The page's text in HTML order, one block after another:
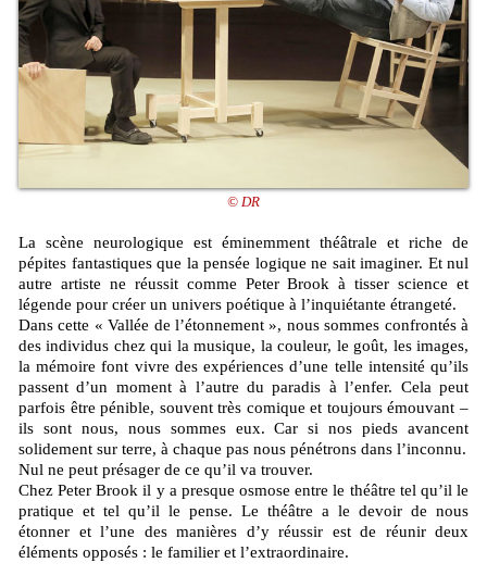
© DR
La scène neurologique est éminemment théâtrale et riche de
pépites fantastiques que la pensée logique ne sait imaginer. Et nul
autre artiste ne réussit comme Peter Brook à tisser science et
légende pour créer un univers poétique à l’inquiétante étrangeté.
Dans cette « Vallée de l’étonnement », nous sommes confrontés à
des individus chez qui la musique, la couleur, le goût, les images,
la mémoire font vivre des expériences d’une telle intensité qu’ils
passent d’un moment à l’autre du paradis à l’enfer. Cela peut
parfois être pénible, souvent très comique et toujours émouvant –
ils sont nous, nous sommes eux. Car si nos pieds avancent
solidement sur terre, à chaque pas nous pénétrons dans l’inconnu.
Nul ne peut présager de ce qu’il va trouver.
Chez Peter Brook il y a presque osmose entre le théâtre tel qu’il le
pratique et tel qu’il le pense. Le théâtre a le devoir de nous
étonner et l’une des manières d’y réussir est de réunir deux
éléments opposés : le familier et l’extraordinaire.